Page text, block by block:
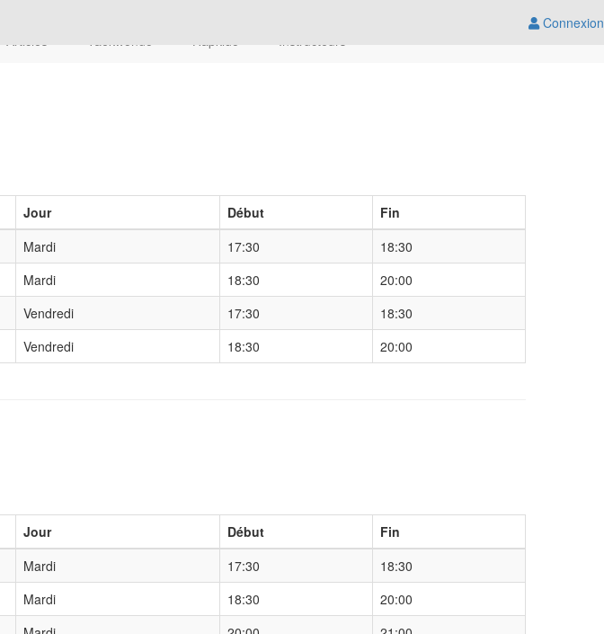
Connexion
Articles Taekwondo Hapkido
Instructeurs
Jour Début
Fin
Mardi 17:30
18:30
Mardi 18:30
20:00
Vendredi 17:30
18:30
Vendredi 18:30 20:00
Jour Début
Fin
Mardi 17:30
18:30
Mardi 18:30
20:00